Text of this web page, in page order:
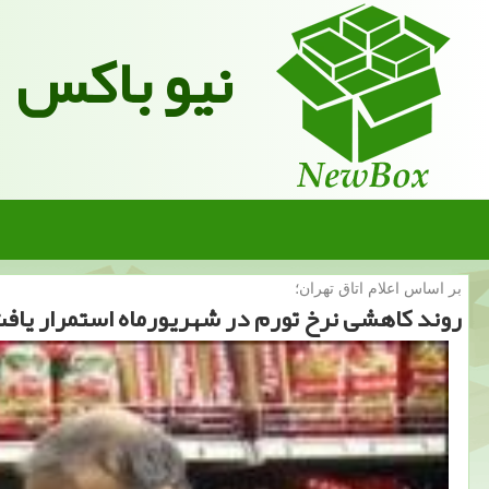
نیو باکس
بر اساس اعلام اتاق تهران؛
روند كاهشی نرخ تورم در شهریورماه استمرار